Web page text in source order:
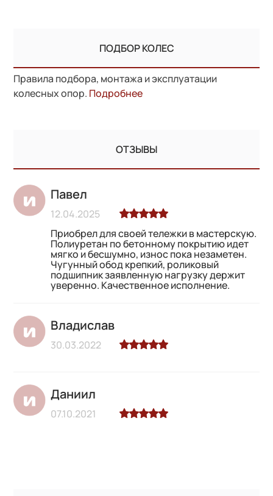
ПОДБОР КОЛЕС
Правила подбора, монтажа и эксплуатации
колесных опор. Подробнее
ОТЗЫВЫ
Павел
Приобрел для своей тележки в мастерскую.
Полиуретан по бетонному покрытию идет
мягко и бесшумно, износ пока незаметен.
Чугунный обод крепкий, роликовый
подшипник заявленную нагрузку держит
уверенно. Качественное исполнение.
12.04.2025
Владислав
30.03.2022
Даниил
07.10.2021